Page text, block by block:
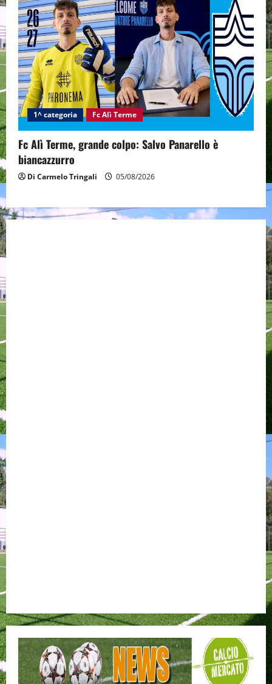
1^ categoria Fc Alì Terme
Fc Alì Terme, grande colpo: Salvo Panarello è
biancazzurro
Di Carmelo Tringali 05/08/2026